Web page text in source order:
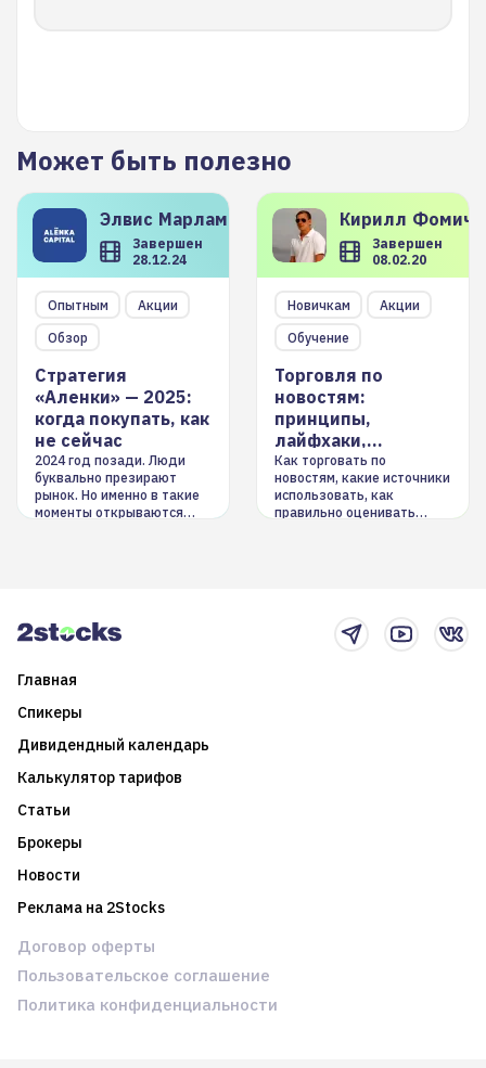
Может быть полезно
Элвис Марламов
Завершен
28.12.24
Опытным
Акции
Обзор
Стратегия
«Аленки» — 2025:
когда покупать, как
не сейчас
2024 год позади. Люди
буквально презирают
рынок. Но именно в такие
моменты открываются
Кирилл
Завершен
08.02.20
Новичкам
Акции
Обучение
Торговля по
новостям:
принципы,
лайфхаки,
инструменты
Как торговать по
новостям, какие источники
использовать, как
правильно оценивать
Главная
Спикеры
Дивидендный календарь
Калькулятор тарифов
Статьи
Брокеры
Новости
Реклама на 2Stocks
Договор оферты
Пользовательское соглашение
Политика конфиденциальности